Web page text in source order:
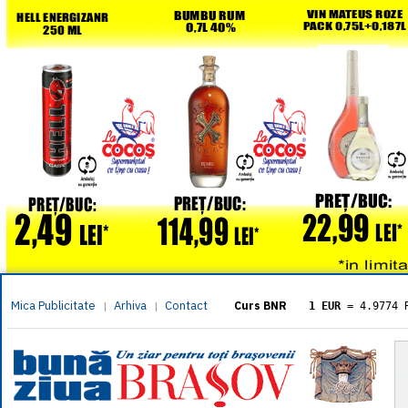
Mica Publicitate | Arhiva | Contact Curs BNR 1 EUR = 4.9774
= 5.8304
1 XAU= 464.4611
1 AED= 1.1933
1 AUD= 2.7957
1 BGN= 2.5449